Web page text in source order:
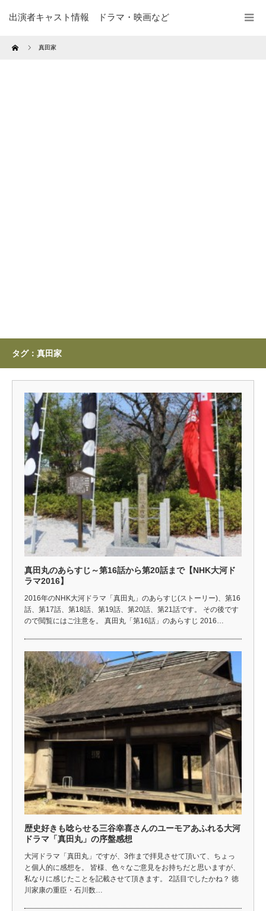
出演者キャスト情報 ドラマ・映画など
Home 真田家
タグ：真田家
真田丸のあらすじ～第16話から第20話まで【NHK大河ド
ラマ2016】
2016年のNHK大河ドラマ「真田丸」のあらすじ(ストーリー)、第16
話、第17話、第18話、第19話、第20話、第21話です。 その後です
ので閲覧にはご注意を。 真田丸「第16話」のあらすじ 2016…
歴史好きも唸らせる三谷幸喜さんのユーモアあふれる大河
ドラマ「真田丸」の序盤感想
大河ドラマ「真田丸」ですが、3作まで拝見させて頂いて、ちょっ
と個人的に感想を。 皆様、色々なご意見をお持ちだと思いますが、
私なりに感じたことを記載させて頂きます。 2話目でしたかね？ 徳
川家康の重臣・石川数…